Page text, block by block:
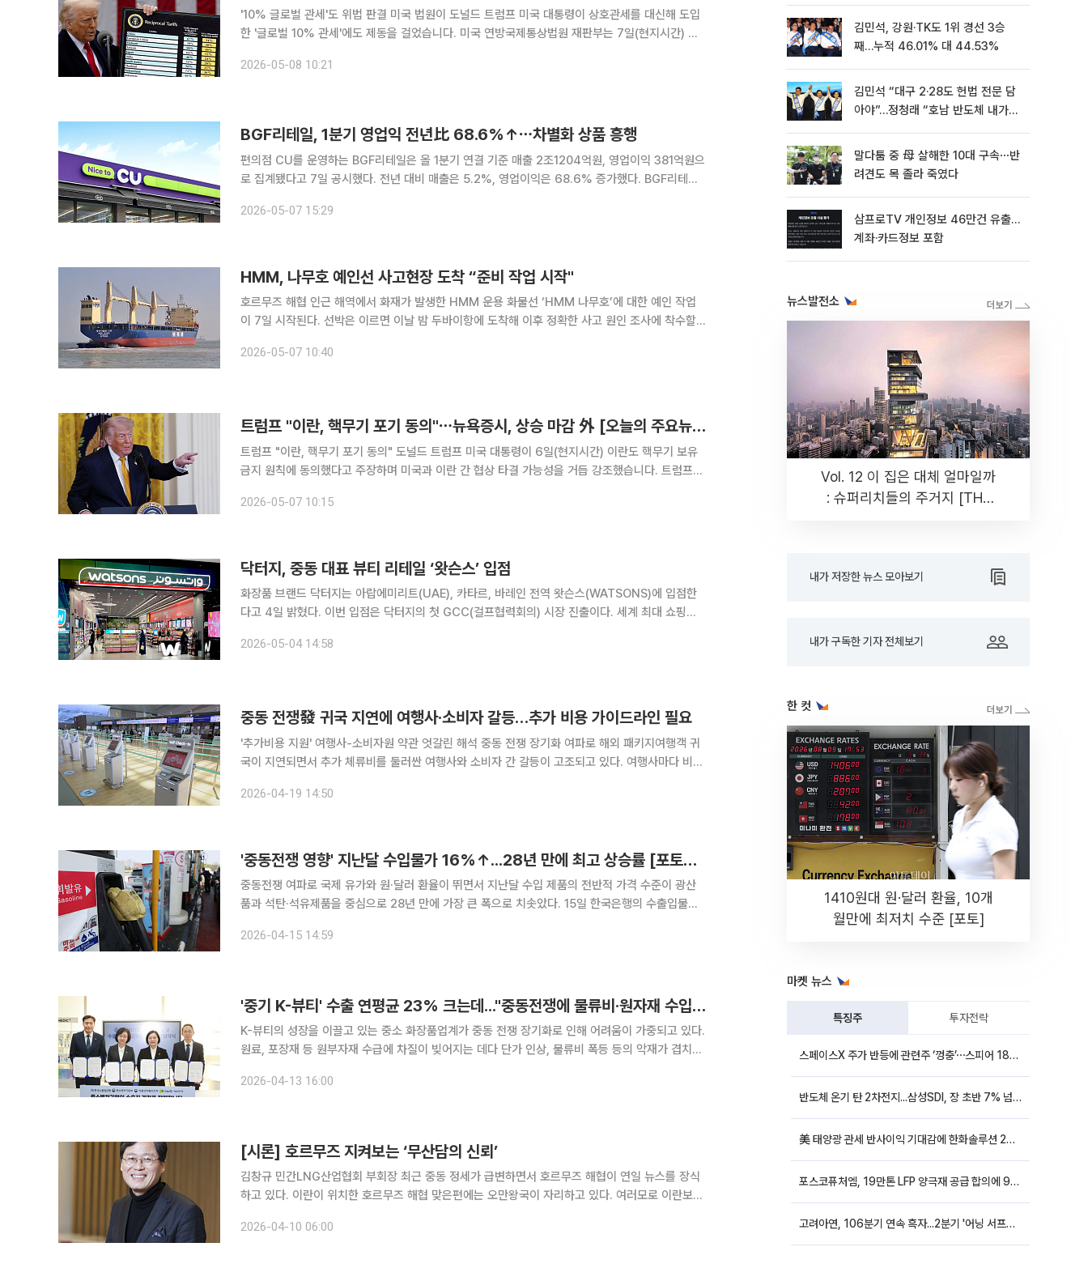
'10% 글로벌 관세'도 위법 판결 미국 법원이 도널드 트럼프 미국 대통령이 상호관세를 대신해 도입
한 '글로벌 10% 관세'에도 제동을 걸었습니다. 미국 연방국제통상법원 재판부는 7일(현지시간) 트
당화될 수 없다고 판단했습니다. 이번 판단은 3명의 판사로 구
2026-05-08 10:21
BGF리테일, 1분기 영업익 전년比 68.6%↑⋯차별화 상품 흥행
편의점 CU를 운영하는 BGF리테일은 올 1분기 연결 기준 매출 2조1204억원, 영업이익 381억원으
로 집계됐다고 7일 공시했다. 전년 대비 매출은 5.2%, 영업이익은 68.6% 증가했다. BGF리테일
꽃 조기 개화 및 평균 기온 상승 등 우호적인 기상 여건
2026-05-07 15:29
HMM, 나무호 예인선 사고현장 도착 “준비 작업 시작"
호르무즈 해협 인근 해역에서 화재가 발생한 HMM 운용 화물선 ‘HMM 나무호’에 대한 예인 작업
이 7일 시작된다. 선박은 이르면 이날 밤 두바이항에 도착해 이후 정확한 사고 원인 조사에 착수할
역에 도착했다. 현지 일출 이후 HMM 나무호를 예인선에 연결하
2026-05-07 10:40
트럼프 "이란, 핵무기 포기 동의"⋯뉴욕증시, 상승 마감 外 [오늘의 주요뉴스]
트럼프 "이란, 핵무기 포기 동의" 도널드 트럼프 미국 대통령이 6일(현지시간) 이란도 핵무기 보유
금지 원칙에 동의했다고 주장하며 미국과 이란 간 협상 타결 가능성을 거듭 강조했습니다. 트럼프
못할 것"이라며 "이란도 다른 여러 사안과 함께 이 원칙에 동의했
2026-05-07 10:15
닥터지, 중동 대표 뷰티 리테일 ‘왓슨스’ 입점
화장품 브랜드 닥터지는 아랍에미리트(UAE), 카타르, 바레인 전역 왓슨스(WATSONS)에 입점한
다고 4일 밝혔다. 이번 입점은 닥터지의 첫 GCC(걸프협력회의) 시장 진출이다. 세계 최대 쇼핑몰
GCC 지역의 대표 헬스앤뷰티(H&B) 유통 채널로, 닥
2026-05-04 14:58
중동 전쟁發 귀국 지연에 여행사·소비자 갈등…추가 비용 가이드라인 필요
'추가비용 지원' 여행사-소비자원 약관 엇갈린 해석 중동 전쟁 장기화 여파로 해외 패키지여행객 귀
국이 지연되면서 추가 체류비를 둘러싼 여행사와 소비자 간 갈등이 고조되고 있다. 여행사마다 비용
일 연합뉴스와 여행업계 등에 따르면 하나투어는 중동전쟁에 따른
2026-04-19 14:50
'중동전쟁 영향' 지난달 수입물가 16%↑...28년 만에 최고 상승률 [포토로그]
중동전쟁 여파로 국제 유가와 원·달러 환율이 뛰면서 지난달 수입 제품의 전반적 가격 수준이 광산
품과 석탄·석유제품을 중심으로 28년 만에 가장 큰 폭으로 치솟았다. 15일 한국은행의 수출입물가
2개월 만에 가장 높은 수준을 보였다. 이같은 오름세는 지
2026-04-15 14:59
'중기 K-뷰티' 수출 연평균 23% 크는데..."중동전쟁에 물류비·원자재 수입 악영향"
K-뷰티의 성장을 이끌고 있는 중소 화장품업계가 중동 전쟁 장기화로 인해 어려움이 가중되고 있다.
원료, 포장재 등 원부자재 수급에 차질이 빚어지는 데다 단가 인상, 물류비 폭등 등의 악재가 겹치면
소벤처기업부와 식품의약품안전처는 13일 충북 충주에 있는
2026-04-13 16:00
[시론] 호르무즈 지켜보는 ‘무산담의 신뢰’
김창규 민간LNG산업협회 부회장 최근 중동 정세가 급변하면서 호르무즈 해협이 연일 뉴스를 장식
하고 있다. 이란이 위치한 호르무즈 해협 맞은편에는 오만왕국이 자리하고 있다. 여러모로 이란보다
현지 대사로 지켜본 조용하고 평화롭던 오만이 요사이 신문지상에 자주
2026-04-10 06:00
김민석, 강원·TK도 1위 경선 3승
째…누적 46.01% 대 44.53%
김민석 “대구 2·28도 헌법 전문 담
아야”…정청래 “호남 반도체 내가
말다툼 중 母 살해한 10대 구속⋯반
려견도 목 졸라 죽였다
삼프로TV 개인정보 46만건 유출…
계좌·카드정보 포함
뉴스발전소
Vol. 12 이 집은 대체 얼마일까
: 슈퍼리치들의 주거지 [THE
내가 저장한 뉴스 모아보기
내가 구독한 기자 전체보기
한 컷
1410원대 원·달러 환율, 10개
월만에 최저치 수준 [포토]
마켓 뉴스
특징주 투자전략
스페이스X 주가 반등에 관련주 ‘껑충’⋯스피어 18%ㆍ에이치브이엠 12%↑
반도체 온기 탄 2차전지...삼성SDI, 장 초반 7% 넘게 껑충
美 태양광 관세 반사이익 기대감에 한화솔루션 20%대·OCI홀딩스 14%대 급등
포스코퓨처엠, 19만톤 LFP 양극재 공급 합의에 9%대 강세
고려아연, 106분기 연속 흑자...2분기 '어닝 서프라이즈'에 장 초반 12%대 강세